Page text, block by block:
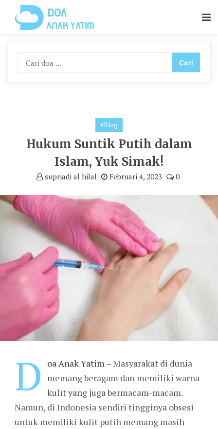
Content
#Blog
Hukum Suntik Putih dalam
Islam, Yuk Simak!
supriadi al hilal Februari 4, 2023 0
D oa Anak Yatim– Masyarakat di dunia
memang beragam dan memiliki warna
kulit yang juga bermacam-macam.
Namun, di Indonesia sendiri tingginya obsesi
untuk memiliki kulit putih memang masih